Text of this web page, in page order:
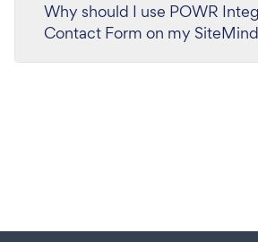
Why should I use POWR
Contact Form on my